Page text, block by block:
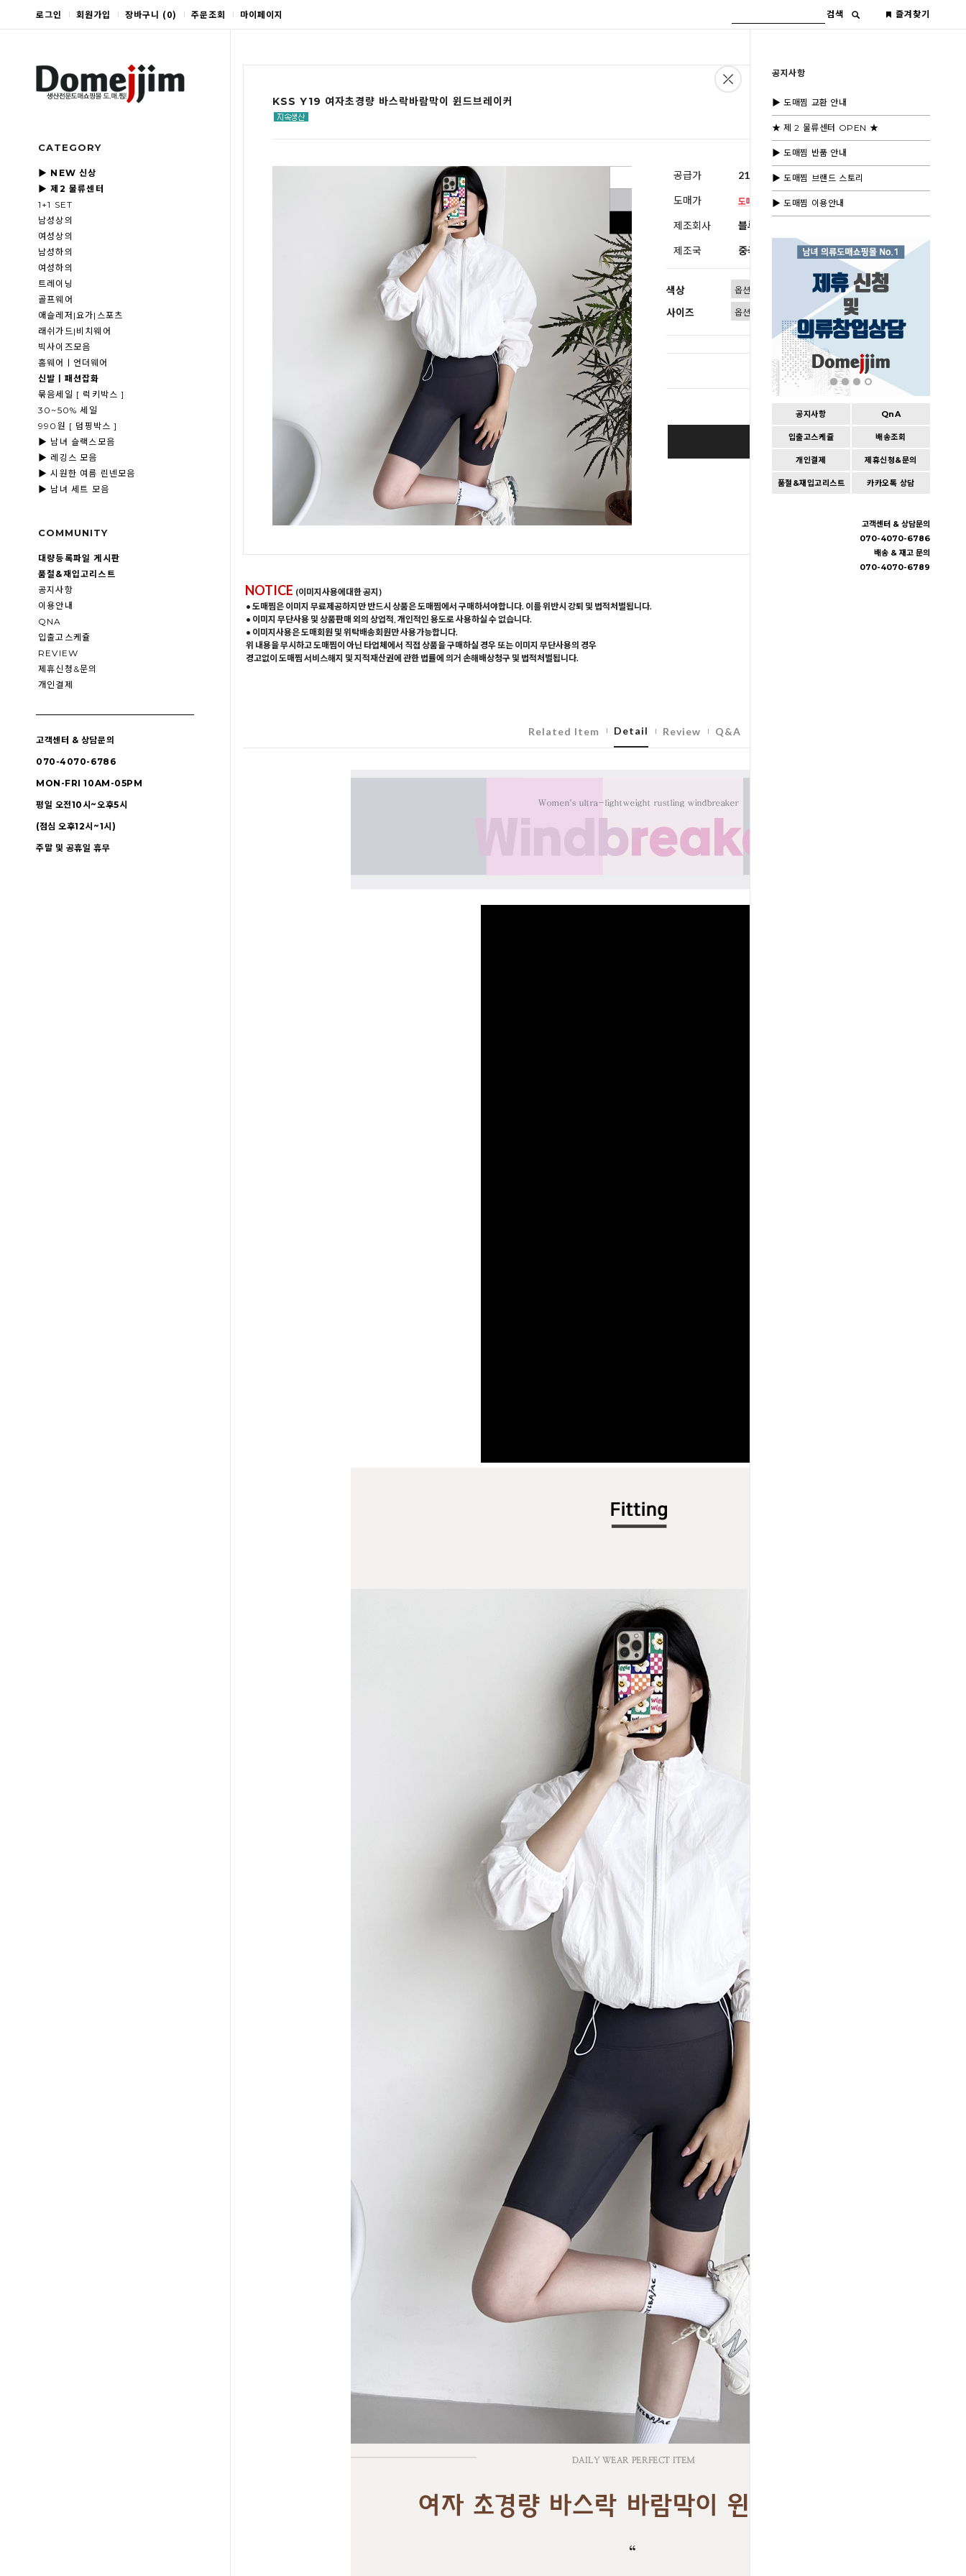
로그인 회원가입 장바구니 (0) 주문조회 마이페이지 검색 즐겨찾기
CATEGORY
▶ NEW 신상
▶ 제2 물류센터
1+1 SET
남성상의
여성상의
남성하의
여성하의
트레이닝
골프웨어
애슬레저|요가|스포츠
래쉬가드|비치웨어
빅사이즈모음
홈웨어ㅣ언더웨어
신발ㅣ패션잡화
묶음세일 [ 럭키박스 ]
30~50% 세일
990원 [ 덤핑박스 ]
▶ 남녀 슬랙스모음
▶ 레깅스 모음
▶ 시원한 여름 린넨모음
▶ 남녀 세트 모음
COMMUNITY
대량등록파일 게시판
품절&재입고리스트
공지사항
이용안내
QNA
입출고스케쥴
REVIEW
제휴신청&문의
개인결제
고객센터 & 상담문의
070-4070-6786
MON-FRI 10AM-05PM
평일 오전10시~오후5시
(점심 오후12시~1시)
주말 및 공휴일 휴무
공지사항
▶ 도매찜 교환 안내
★ 제 2 물류센터 OPEN ★
▶ 도매찜 반품 안내
▶ 도매찜 브랜드 스토리
▶ 도매찜 이용안내
공지사항 QnA
입출고스케쥴 배송조회
개인결제 제휴신청&문의
품절&재입고리스트 카카오톡 상담
고객센터 & 상담문의
070-4070-6786
배송 & 재고 문의
070-4070-6789
KSS Y19 여자초경량 바스락바람막이 윈드브레이커
공급가 21,000원 (부가세별도)
도매가
제조회사 블루모드제휴사
제조국 중국
색상
사이즈
BUY IT NOW
Cart | Wishlist
NOTICE (이미지사용에대한 공지)
• 도매찜은 이미지 무료제공하지만 반드시 상품은 도매찜에서 구매하셔야합니다. 이를 위반시 강퇴 및 법적처벌됩니다.
• 이미지 무단사용 및 상품판매 외의 상업적, 개인적인 용도로 사용하실 수 없습니다.
• 이미지사용은 도매회원 및 위탁배송회원만 사용가능합니다.
위 내용을 무시하고 도매찜이 아닌 타업체에서 직접 상품을 구매하실 경우 또는 이미지 무단사용의 경우
경고없이 도매찜 서비스해지 및 지적재산권에 관한 법률에 의거 손해배상청구 및 법적처벌됩니다.
Related Item Detail Review Q&A